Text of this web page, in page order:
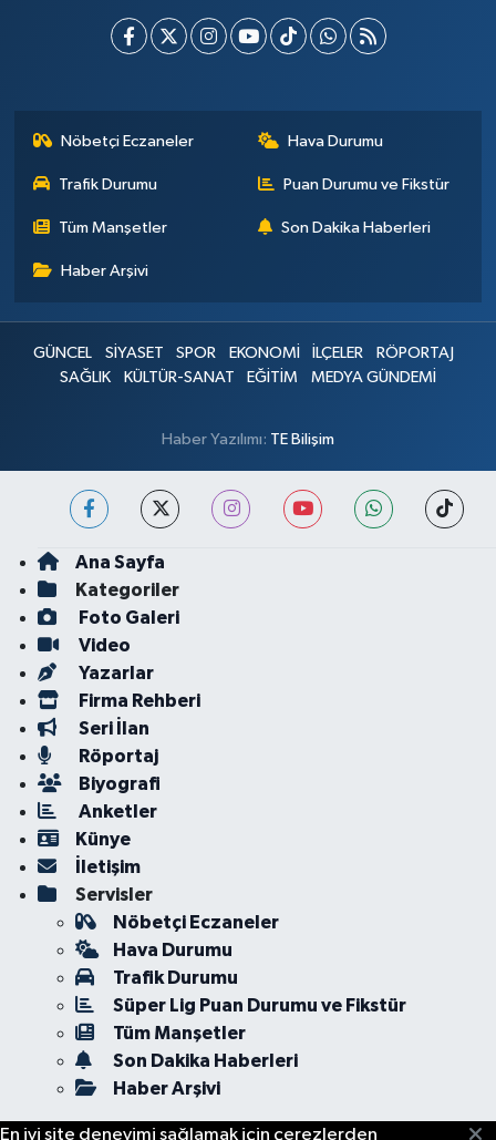
Nöbetçi Eczaneler Hava Durumu
Trafik Durumu Puan Durumu ve Fikstür
Tüm Manşetler Son Dakika Haberleri
Haber Arşivi
GÜNCEL SİYASET SPOR EKONOMİ İLÇELER
RÖPORTAJ
SAĞLIK
KÜLTÜR-SANAT EĞİTİM MEDYA GÜNDEMİ
Haber Yazılımı: TE Bilişim
Ana Sayfa
Kategoriler
Foto Galeri
Video
Yazarlar
Firma Rehberi
Seri İlan
Röportaj
Biyografi
Anketler
Künye
İletişim
Servisler
Nöbetçi Eczaneler
Hava Durumu
Trafik Durumu
Süper Lig Puan Durumu ve Fikstür
Tüm Manşetler
Son Dakika Haberleri
Haber Arşivi
En iyi site deneyimi sağlamak için çerezlerden